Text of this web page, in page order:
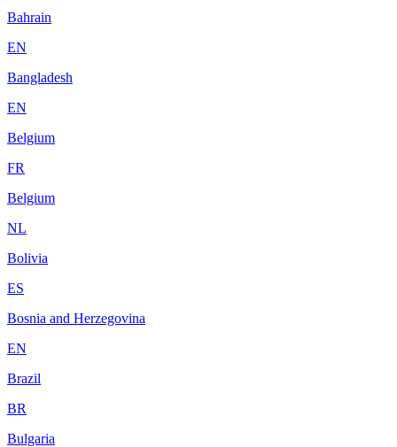
Bahrain
EN
Bangladesh
EN
Belgium
FR
Belgium
NL
Bolivia
ES
Bosnia and Herzegovina
EN
Brazil
BR
Bulgaria